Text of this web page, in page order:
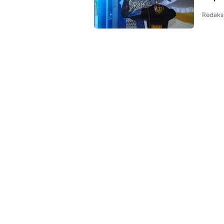
Redaksi